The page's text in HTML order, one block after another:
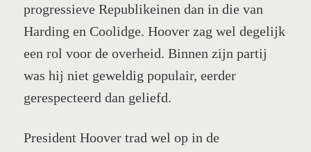
progressieve Republikeinen dan in die van
Harding en Coolidge. Hoover zag wel degelijk
een rol voor de overheid. Binnen zijn partij
was hij niet geweldig populair, eerder
gerespecteerd dan geliefd.
President Hoover trad wel op in de